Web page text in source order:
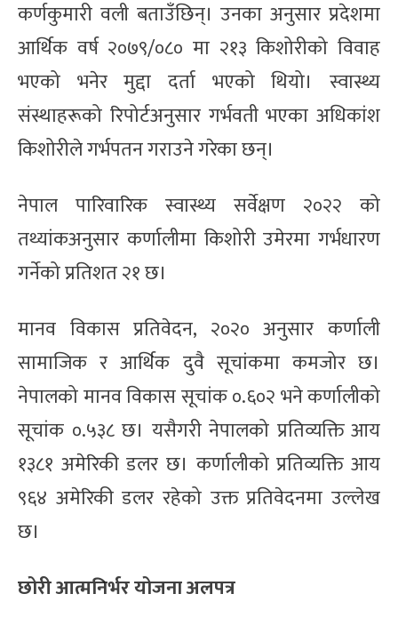
कर्णकुमारी वली बताउँछिन्। उनका अनुसार प्रदेशमा
आर्थिक वर्ष २०७९/०८० मा २१३ किशोरीको विवाह
भएको भनेर मुद्दा दर्ता भएको थियो। स्वास्थ्य
संस्थाहरूको रिपोर्टअनुसार गर्भवती भएका अधिकांश
किशोरीले गर्भपतन गराउने गरेका छन्।
नेपाल पारिवारिक स्वास्थ्य सर्वेक्षण २०२२ को
तथ्यांकअनुसार कर्णालीमा किशोरी उमेरमा गर्भधारण
गर्नेको प्रतिशत २१ छ।
मानव विकास प्रतिवेदन, २०२० अनुसार कर्णाली
सामाजिक र आर्थिक दुवै सूचांकमा कमजोर छ।
नेपालको मानव विकास सूचांक ०.६०२ भने कर्णालीको
सूचांक ०.५३८ छ। यसैगरी नेपालको प्रतिव्यक्ति आय
१३८१ अमेरिकी डलर छ। कर्णालीको प्रतिव्यक्ति आय
९६४ अमेरिकी डलर रहेको उक्त प्रतिवेदनमा उल्लेख
छ।
छोरी आत्मनिर्भर योजना अलपत्र